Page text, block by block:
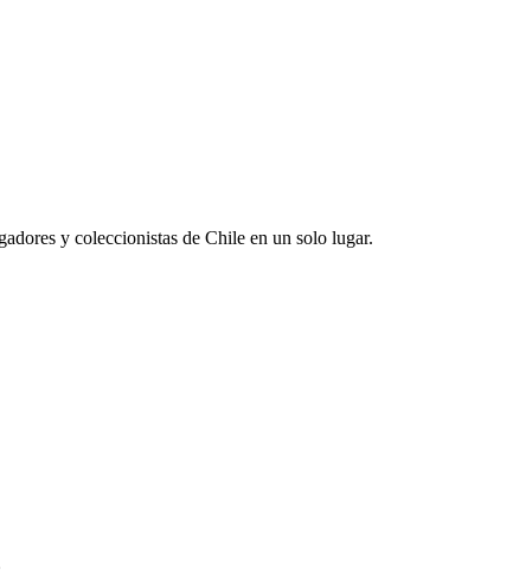
y coleccionistas de Chile en un solo lugar.